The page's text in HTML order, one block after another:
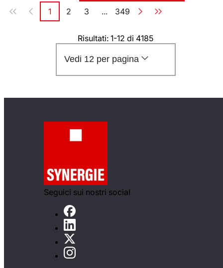
Paginazione
Pagina
1 Pagina
2 Pagina
3 ... Pagina
349
Risultati: 1-12 di 4185
Vedi 12 per pagina
Seguici sui nostri social